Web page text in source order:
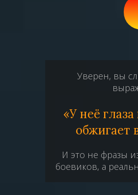
Уверен, вы
«У неё
обжигает
И это не фразы
боевиков, а